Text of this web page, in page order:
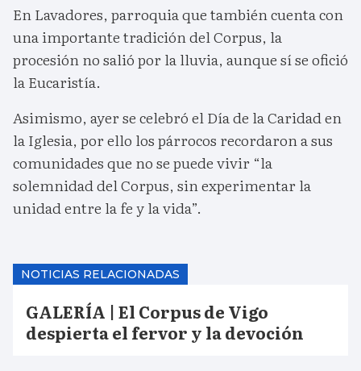
En Lavadores, parroquia que también cuenta con
una importante tradición del Corpus, la
procesión no salió por la lluvia, aunque sí se ofició
la Eucaristía.
Asimismo, ayer se celebró el Día de la Caridad en
la Iglesia, por ello los párrocos recordaron a sus
comunidades que no se puede vivir “la
solemnidad del Corpus, sin experimentar la
unidad entre la fe y la vida”.
NOTICIAS RELACIONADAS
GALERÍA | El Corpus de Vigo
despierta el fervor y la devoción